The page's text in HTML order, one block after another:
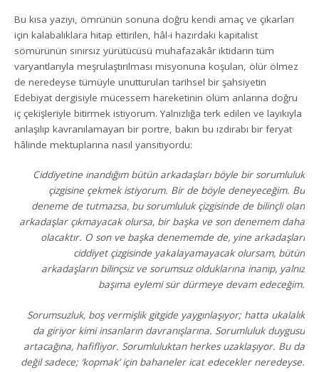
Bu kısa yazıyı, ömrünün sonuna doğru kendi amaç ve çıkarları
için kalabalıklara hitap ettirilen, hâl-i hazırdaki kapitalist
sömürünün sınırsız yürütücüsü muhafazakâr iktidarın tüm
varyantlarıyla meşrulaştırılması misyonuna koşulan, ölür ölmez
de neredeyse tümüyle unutturulan tarihsel bir şahsiyetin
Edebiyat dergisiyle mücessem hareketinin ölüm anlarına doğru
iç çekişleriyle bitirmek istiyorum. Yalnızlığa terk edilen ve layıkıyla
anlaşılıp kavranılamayan bir portre, bakın bu ızdırabı bir feryat
hâlinde mektuplarına nasıl yansıtıyordu:
Ciddiyetine inandığım bütün arkadaşları böyle bir sorumluluk
çizgisine çekmek istiyorum. Bir de böyle deneyeceğim. Bu
deneme de tutmazsa, bu sorumluluk çizgisinde de bilinçli olan
arkadaşlar çıkmayacak olursa, bir başka ve son denemem daha
olacaktır. O son ve başka denememde de, yine arkadaşları
ciddiyet çizgisinde yakalayamayacak olursam, bütün
arkadaşların bilinçsiz ve sorumsuz olduklarına inanıp, yalnız
başıma eylemi sür dürmeye devam edeceğim.
Sorumsuzluk, boş vermişlik gitgide yaygınlaşıyor; hatta ukalalık
da giriyor kimi insanların davranışlarına. Sorumluluk duygusu
artacağına, hafifliyor. Sorumluluktan herkes uzaklaşıyor. Bu da
değil sadece; ‘kopmak’ için bahaneler icat edecekler neredeyse.